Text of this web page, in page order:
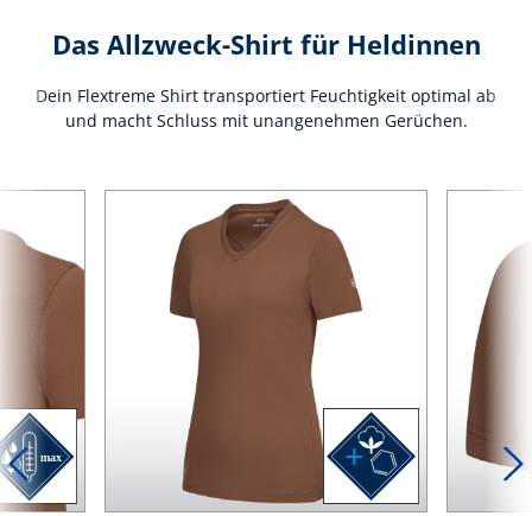
Das Allzweck-Shirt für Heldinnen
Dein Flextreme Shirt transportiert Feuchtigkeit optimal ab
und macht Schluss mit unangenehmen Gerüchen.